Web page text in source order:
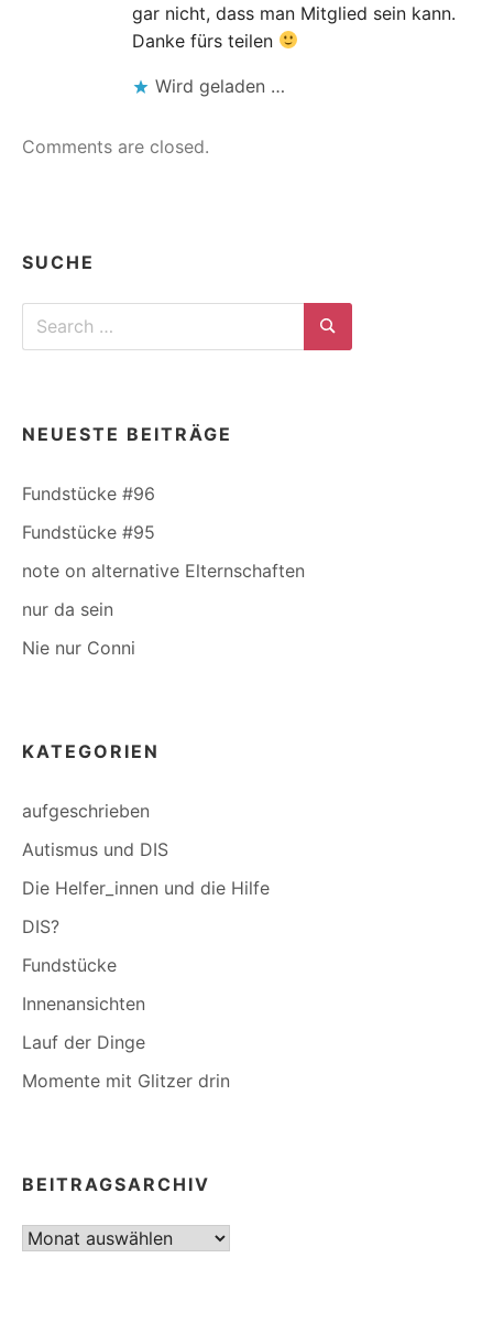
gar nicht, dass man Mitglied sein kann.
Danke fürs teilen
Wird geladen …
Comments are closed.
SUCHE
Search
Search
NEUESTE BEITRÄGE
Fundstücke #96
Fundstücke #95
note on alternative Elternschaften
nur da sein
Nie nur Conni
KATEGORIEN
aufgeschrieben
Autismus und DIS
Die Helfer_innen und die Hilfe
DIS?
Fundstücke
Innenansichten
Lauf der Dinge
Momente mit Glitzer drin
BEITRAGSARCHIV
Beitragsarchiv